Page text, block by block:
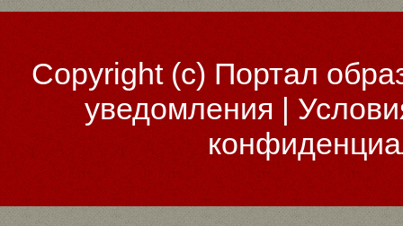
Copyright (c)Портал
уведомления |